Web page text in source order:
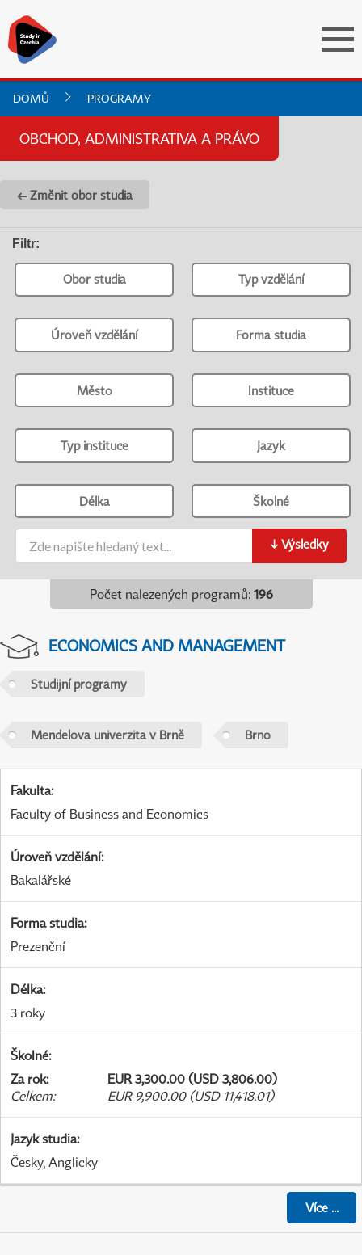
DOMŮ PROGRAMY
OBCHOD, ADMINISTRATIVA A PRÁVO
← Změnit obor studia
Filtr:
Obor studia Typ vzdělání
Úroveň vzdělání Forma studia
Město Instituce
Typ instituce Jazyk
Délka Školné
↓ Výsledky
Počet nalezených programů: 196
ECONOMICS AND MANAGEMENT
Studijní programy
Mendelova univerzita v Brně Brno
Fakulta:
Faculty of Business and Economics
Úroveň vzdělání:
Bakalářské
Forma studia:
Prezenční
Délka:
3 roky
Školné:
Za rok:
EUR 3,300.00 (USD 3,806.00)
Celkem: EUR 9,900.00 (USD 11,418.01)
Jazyk studia:
Česky, Anglicky
Více...